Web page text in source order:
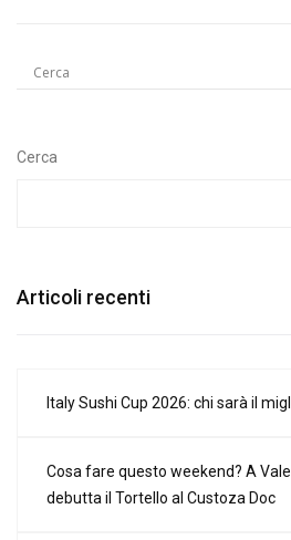
Cerca
Articoli recenti
Italy Sushi Cup 2026: chi sarà il
Cosa fare questo weekend? A
debutta il Tortello al Custoza Doc